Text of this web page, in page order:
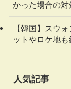
かった場合の対
【韓国】スウ
ットやロケ地も
人気記事